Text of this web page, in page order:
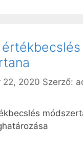
értékbecslés
22, 2020 Szerző: